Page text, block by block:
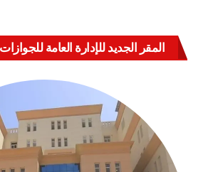
المقر الجديد للإدارة العامة